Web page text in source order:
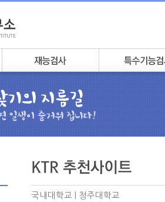
국내대학교 | 청주대학교